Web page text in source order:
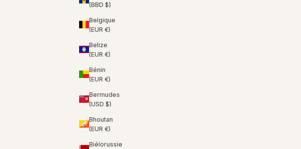
(BBD $)
Belgique
(EUR €)
Belize
(EUR €)
Bénin
(EUR €)
Bermudes
(USD $)
Bhoutan
(EUR €)
Biélorussie